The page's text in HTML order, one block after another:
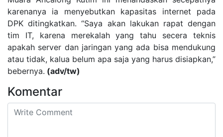
karenanya ia menyebutkan kapasitas internet pada
DPK ditingkatkan. “Saya akan lakukan rapat dengan
tim IT, karena merekalah yang tahu secera teknis
apakah server dan jaringan yang ada bisa mendukung
atau tidak, kalua belum apa saja yang harus disiapkan,”
bebernya. (adv/tw)
Komentar